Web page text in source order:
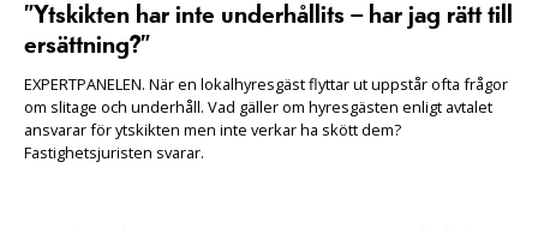
”Ytskikten har inte underhållits – har jag rätt till
ersättning?”
EXPERTPANELEN. När en lokalhyresgäst flyttar ut uppstår ofta frågor
om slitage och underhåll. Vad gäller om hyresgästen enligt avtalet
ansvarar för ytskikten men inte verkar ha skött dem?
Fastighetsjuristen svarar.